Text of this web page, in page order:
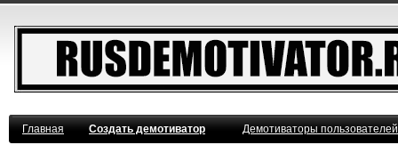
Главная Создать демотиватор Демотиваторы